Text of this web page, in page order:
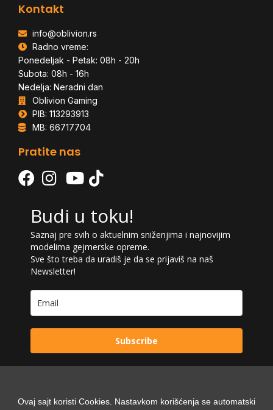
Kontakt
info@oblivion.rs
Radno vreme:
Ponedeljak - Petak: 08h - 20h
Subota: 08h - 16h
Nedelja: Neradni dan
Oblivion Gaming
PIB: 113293913
MB: 66717704
Pratite nas
Budi u toku!
Saznaj pre svih o aktuelnim sniženjima i najnovijim
modelima gejmerske opreme.
Sve što treba da uradiš je da se prijaviš na naš
Newsletter!
Subscribe
Powered by:
Ovaj sajt koristi Cookies. Nastavkom korišćenja se automatski